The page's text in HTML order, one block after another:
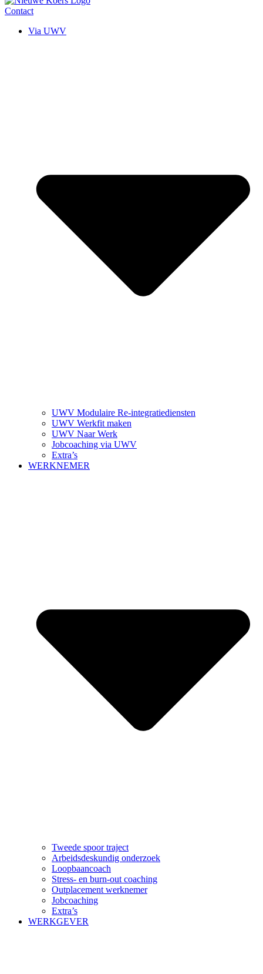
Contact
Via UWV
UWV Modulaire Re-integratiediensten
UWV Werkfit maken
UWV Naar Werk
Jobcoaching via UWV
Extra’s
WERKNEMER
Tweede spoor traject
Arbeidsdeskundig onderzoek
Loopbaancoach
Stress- en burn-out coaching
Outplacement werknemer
Jobcoaching
Extra’s
WERKGEVER